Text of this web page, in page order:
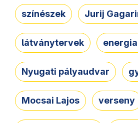
színészek Jurij
látványtervek
Nyugati pályaudvar
Mocsai Lajos verseny